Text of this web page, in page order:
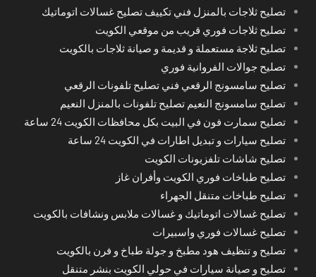
تصليح ثلاجات بالمنزل فني تكييف تصليح غسالات اتوماتيك
تصليح ثلاجات فوري قريب من موقعي الكويت
تصليح ثلاجة مستعملة و قديمة و صيانة ثلاجات بالكويت
تصليح جوالات الفروانية فوري
تصليح سامسونج الرقعي فني تصليح تلفونات الرقعي
تصليح سامسونج النعيم تصليح تلفونات بالمنزل النعيم
تصليح سمارت فون في البيت بكل محافظات الكويت 24 ساعة
تصليح سيارات و تبديل اطارات في الكويت 24 ساعة
تصليح شاشات تلفزيونات الكويت
تصليح طباخات فوري الكويت وأفران غاز
تصليح طباخات متنقل الجهراء
تصليح غسالات اتوماتيك و غسالات ملابس ونشافات بالكويت
تصليح غسالات فوري واسبيرات
تصليح و تنظيف هود مطبخ و جولة طباخ و فرن بالكويت
تصليح و صيانة سيارات في حولي الكويت بنشر متنقل